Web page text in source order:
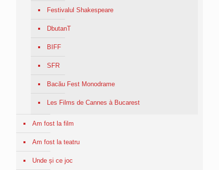
Festivalul Shakespeare
DbutanT
BIFF
SFR
Bacău Fest Monodrame
Les Films de Cannes à Bucarest
Am fost la film
Am fost la teatru
Unde și ce joc